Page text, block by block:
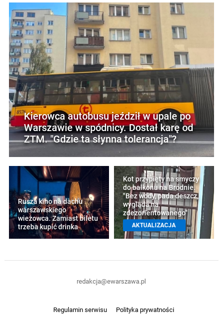
Kierowca autobusu jeździł w upale po
Warszawie w spódnicy. Dostał karę od
ZTM. "Gdzie ta słynna tolerancja"?
Rusza kino na dachu
warszawskiego
wieżowca. Zamiast biletu
trzeba kupić drinka
Kot przypięty na smyczy
do balkonu na Bródnie.
"Bez wody, pada deszcz,
wygląda na
zdezorientowanego"
AKTUALIZACJA
Regulamin serwisu
Polityka prywatności
redakcja@ewarszawa.pl